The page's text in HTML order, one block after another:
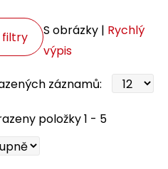
filtry S obrázky | Rychlý
výpis
záznamů:
položky 1 - 5